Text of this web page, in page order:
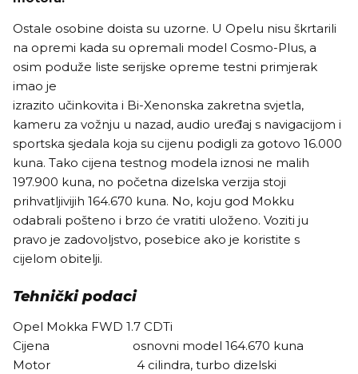
Ostale osobine doista su uzorne. U Opelu nisu škrtarili
na opremi kada su opremali model Cosmo-Plus, a
osim poduže liste serijske opreme testni primjerak
imao je
izrazito učinkovita i Bi-Xenonska zakretna svjetla,
kameru za vožnju u nazad, audio uređaj s navigacijom i
sportska sjedala koja su cijenu podigli za gotovo 16.000
kuna. Tako cijena testnog modela iznosi ne malih
197.900 kuna, no početna dizelska verzija stoji
prihvatljivijih 164.670 kuna. No, koju god Mokku
odabrali pošteno i brzo će vratiti uloženo. Voziti ju
pravo je zadovoljstvo, posebice ako je koristite s
cijelom obitelji.
Tehnički podaci
Opel Mokka FWD 1.7 CDTi
Cijena osnovni model 164.670 kuna
Motor 4 cilindra, turbo dizelski